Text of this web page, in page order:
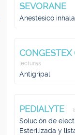
SEVORANE
Anestésico
CONGESTEX
lecturas
Antigripal
PEDIALYTE
Solución de
Esterilizada y